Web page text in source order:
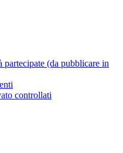
partecipate (da pubblicare in
controllati